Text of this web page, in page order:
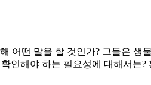
떤 말을 할 것인가? 그들은 생
해야 하는 필요성에 대해서는